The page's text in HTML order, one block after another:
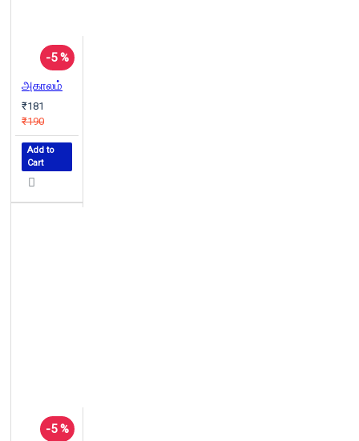
-5 %
அகாலம்
₹181
₹190
Add to
Cart
-5 %